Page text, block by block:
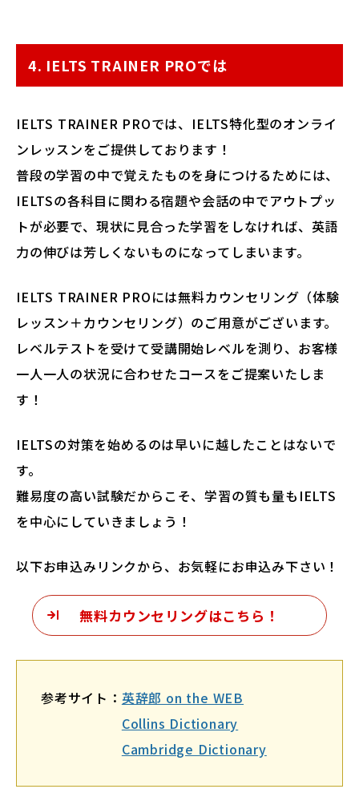
4. IELTS TRAINER PROでは
IELTS TRAINER PROでは、IELTS特化型のオンライ
ンレッスンをご提供しております！
普段の学習の中で覚えたものを身につけるためには、
IELTSの各科目に関わる宿題や会話の中でアウトプッ
トが必要で、現状に見合った学習をしなければ、英語
力の伸びは芳しくないものになってしまいます。
IELTS TRAINER PROには無料カウンセリング（体験
レッスン＋カウンセリング）のご用意がございます。
レベルテストを受けて受講開始レベルを測り、お客様
一人一人の状況に合わせたコースをご提案いたしま
す！
IELTSの対策を始めるのは早いに越したことはないで
す。
難易度の高い試験だからこそ、学習の質も量もIELTS
を中心にしていきましょう！
以下お申込みリンクから、お気軽にお申込み下さい！
無料カウンセリングはこちら！
参考サイト： 英辞郎 on the WEB
Collins Dictionary
Cambridge Dictionary